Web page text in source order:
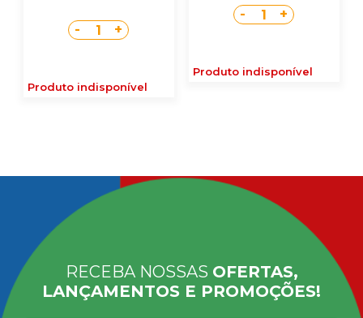
- 1 +
Produto indisponível
- 1 +
Produto indisponível
RECEBA NOSSAS OFERTAS,
LANÇAMENTOS E PROMOÇÕES!